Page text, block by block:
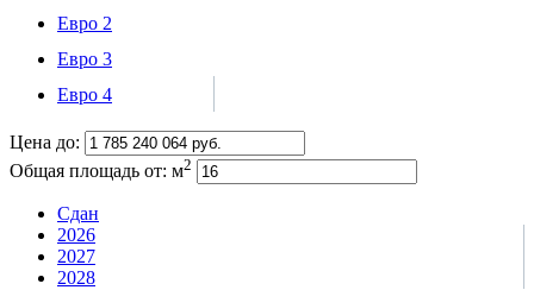
Евро 2
Евро 3
Евро 4
Цена до:
Общая площадь от: м2
Сдан
2026
2027
2028